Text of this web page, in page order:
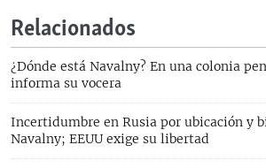
Relacionados
¿Dónde está Navalny? En una colonia
informa su vocera
Incertidumbre en Rusia por ubicación y
Navalny; EEUU exige su libertad